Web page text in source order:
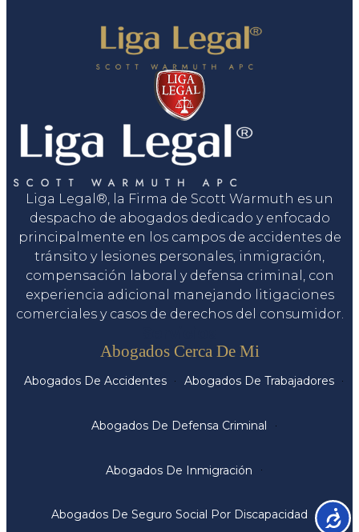
Liga Legal®, la Firma de Scott Warmuth es un
despacho de abogados dedicado y enfocado
principalmente en los campos de accidentes de
tránsito y lesiones personales, inmigración,
compensación laboral y defensa criminal, con
experiencia adicional manejando litigaciones
comerciales y casos de derechos del consumidor.
Abogados Cerca De Mi
Abogados De Accidentes Abogados De Trabajadores
Abogados De Defensa Criminal
Abogados De Inmigración
Abogados De Seguro Social Por Discapacidad